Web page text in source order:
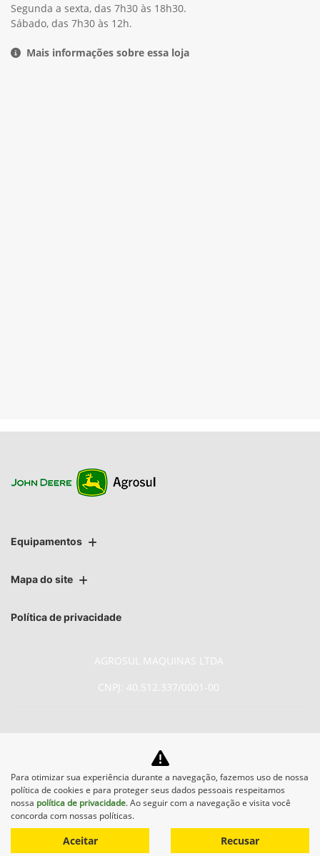
Segunda a sexta, das 7h30 às 18h30.
Sábado, das 7h30 às 12h.
Mais informações sobre essa loja
Equipamentos
Mapa do site
Política de privacidade
AGROSUL MAQUINAS LTDA
CNPJ: 40.512.337/0001-00
No trânsito, enxergar o outro
salva vidas.
Desenvolvido pela DEALERSPACE ® Direitos Reservados.
Para otimizar sua experiência durante a navegação, fazemos uso de nossa
política de cookies e para proteger seus dados pessoais respeitamos
nossa política de privacidade. Ao seguir com a navegação e visita você
concorda com nossas políticas.
Aceitar Recusar